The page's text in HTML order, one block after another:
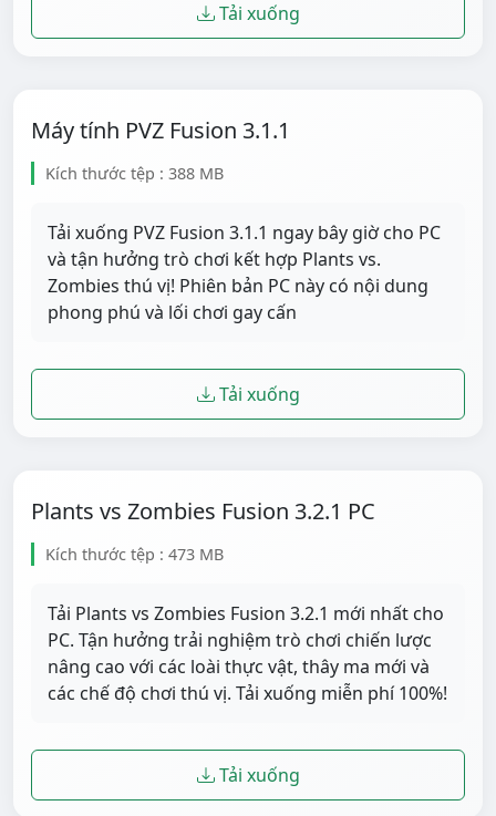
Tải xuống
Máy tính PVZ Fusion 3.1.1
Kích thước tệp : 388 MB
Tải xuống PVZ Fusion 3.1.1 ngay bây giờ cho PC
và tận hưởng trò chơi kết hợp Plants vs.
Zombies thú vị! Phiên bản PC này có nội dung
phong phú và lối chơi gay cấn
Tải xuống
Plants vs Zombies Fusion 3.2.1 PC
Kích thước tệp : 473 MB
Tải Plants vs Zombies Fusion 3.2.1 mới nhất cho
PC. Tận hưởng trải nghiệm trò chơi chiến lược
nâng cao với các loài thực vật, thây ma mới và
các chế độ chơi thú vị. Tải xuống miễn phí 100%!
Tải xuống